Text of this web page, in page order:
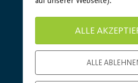
ALLE
ALLE